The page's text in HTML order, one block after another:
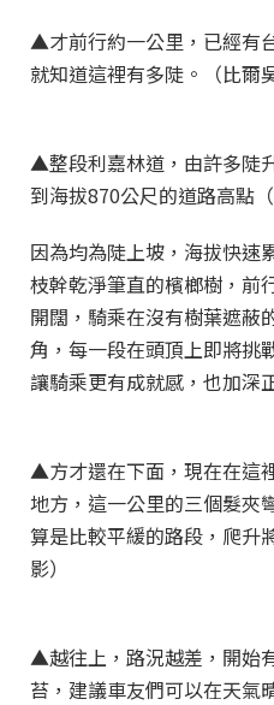
▲才前行約一公里，已經有
就知道這裡有多陡。（比爾
▲整段利嘉林道，由許多陡
到海拔870公尺的道路高點（
因為均為陡上坡，海拔快速
枝幹乾淨筆直的檳榔樹，前
開闊，騎乘在沒有樹葉遮蔽
角，每一段在頭頂上即將挑
讓騎乘更有成就感，也加深
▲方才還在下面，現在在這
地方，這一公里的三個髮夾
算是比較平緩的路段，爬升
影）
▲越往上，路況越差，開始
苔，建議車友們可以在天氣